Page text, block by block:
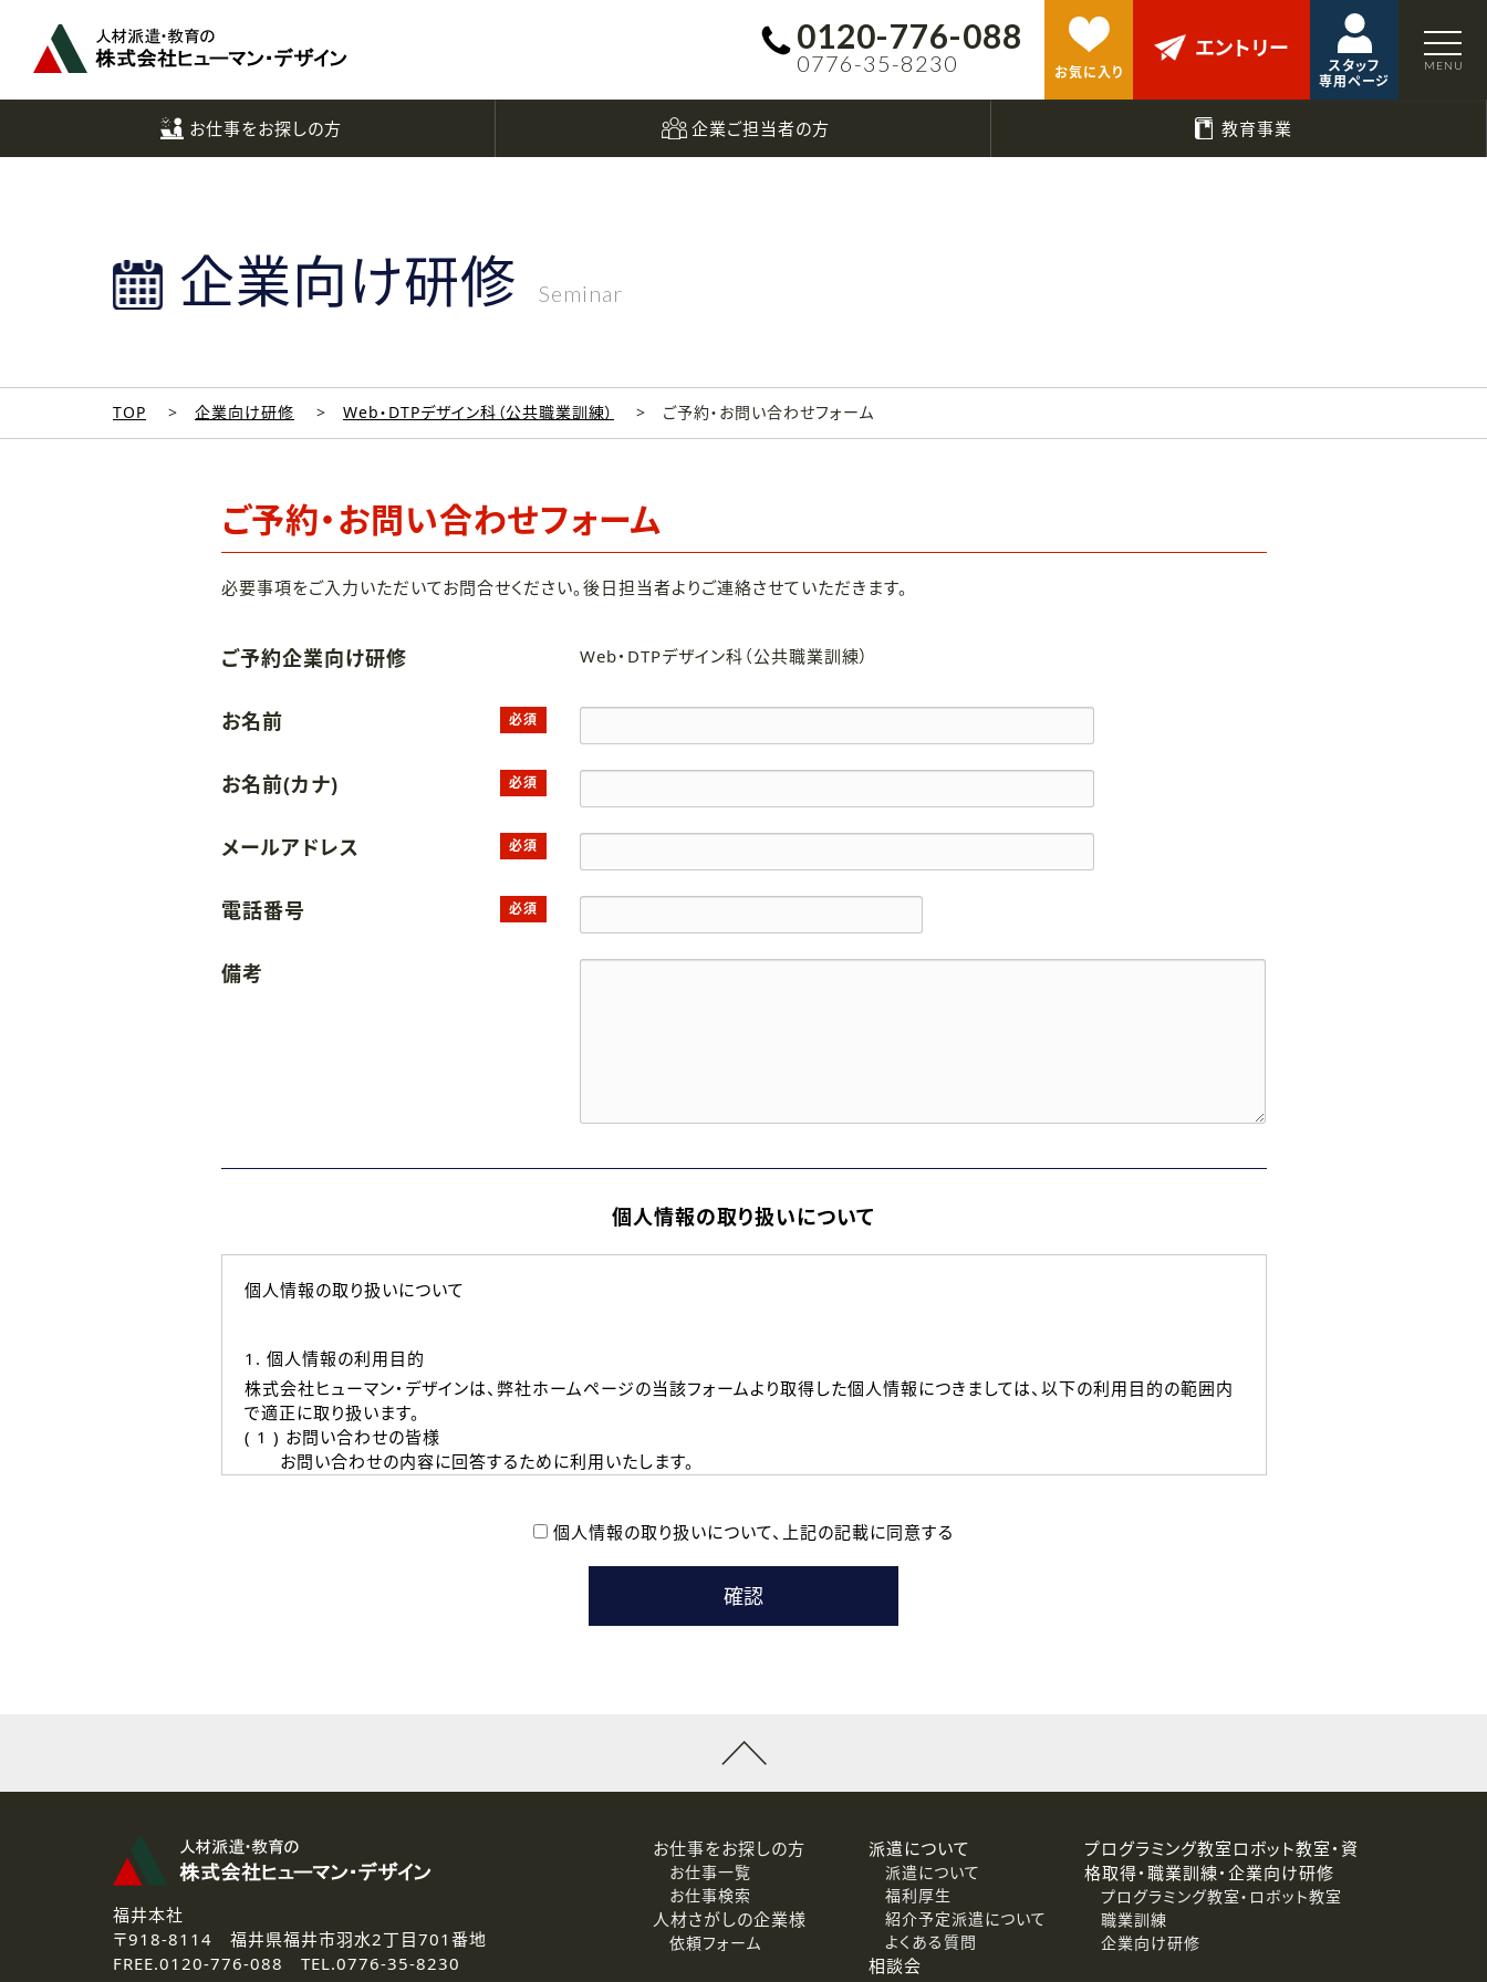
0120-776-088
0776-35-8230 お気に入り
エントリー
スタッフ
専用ページ
お仕事をお探しの方 企業ご担当者の方 教育事業
企業向け研修 Seminar
TOP 企業向け研修 Web・DTPデザイン科（公共職業訓練） ご予約・お問い合わせフォーム
ご予約・お問い合わせフォーム
必要事項をご入力いただいてお問合せください。後日担当者よりご連絡させていただきます。
ご予約企業向け研修 Web・DTPデザイン科（公共職業訓練）
お名前 必須
お名前(カナ) 必須
メールアドレス 必須
電話番号 必須
備考
個人情報の取り扱いについて
個人情報の取り扱いについて
1. 個人情報の利用目的
株式会社ヒューマン・デザインは、弊社ホームページの当該フォームより取得した個人情報につきましては、以下の利用目的の範囲内
で適正に取り扱います。
( 1 ) お問い合わせの皆様
お問い合わせの内容に回答するために利用いたします。
本登録に関するご連絡および本登録時の参考情報として利用いたします。
なお、ご連絡手段は、電話・Ｅメールのいずれかの方法といたします。
3.個人情報の取り扱いの委託
弊社の定める個人情報保護の評価基準を満たした委託先に、個人情報を委託する場合があります。
4.個人情報の開示等について
ご提供いただいた個人情報の開示等（利用目的の通知、開示、訂正、追加または削除、利用の停止、消去および第三者への提供停止）
個人情報の取り扱いについて、 上記の記載に同意する
へ
福井本社
〒918-8114 福井県福井市羽水2丁目701番地
FREE.0120-776-088 TEL.0776-35-8230
お仕事をお探しの方
お仕事一覧
お仕事検索
人材さがしの企業様
依頼フォーム
派遣について
派遣について
福利厚生
紹介予定派遣について
よくある質問
相談会
プログラミング教室ロボット教室・資
格取得・職業訓練・企業向け研修
プログラミング教室・ロボット教室
職業訓練
企業向け研修